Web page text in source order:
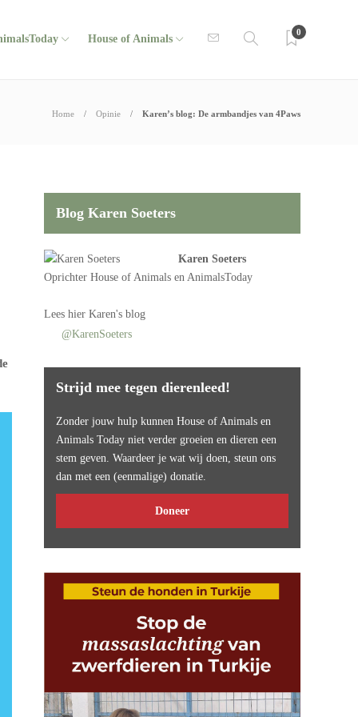
House of Animals
0
Home Opinie Karen’s blog: De armbandjes van 4Paws
Blog Karen Soeters
Karen Soeters
OprichterHouse of Animals en AnimalsToday
Leeshier Karen's blog
@KarenSoeters
Strijd mee tegen dierenleed!
Zonder jouw hulp kunnen House of Animals en
Animals Today niet verder groeien en dieren een
stem geven. Waardeer je wat wij doen, steun ons
dan met een (eenmalige) donatie.
Doneer